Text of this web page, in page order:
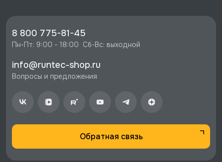
со скидкой - 101 руб.
⚡️ Бесплатная доставка в Москве, Санкт-
стоимости заказа.
8 800 775-81-45
Пн-Пт: 9:00 - 18:00  Сб-Вс: выходной
info@runtec-shop.ru
Вопросы и предложения
Обратная связь